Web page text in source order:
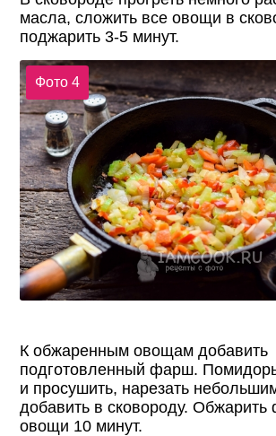
масла, сложить все овощи в
поджарить 3-5 минут.
Фото 4
К обжаренным овощам добавить
подготовленный фарш.
и просушить, нарезать
добавить в сковороду.
овощи 10 минут.